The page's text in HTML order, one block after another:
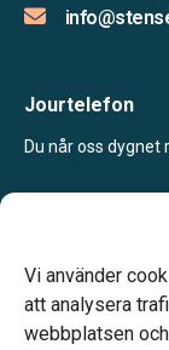
Vi använder
att analysera
webbplatsen
Jourtelefon
Du når oss dygnet
Ring eller mejla